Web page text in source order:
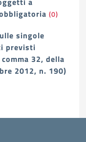
(0)
singole
previsti
32, della
2012, n. 190)